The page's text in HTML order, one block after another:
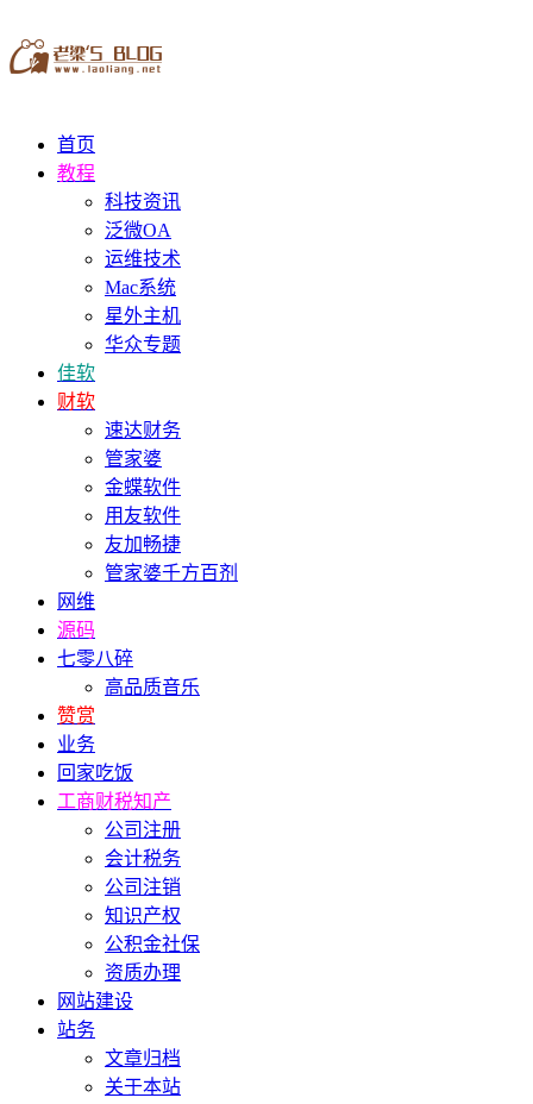
首页
教程
科技资讯
泛微OA
运维技术
Mac系统
星外主机
华众专题
佳软
财软
速达财务
管家婆
金蝶软件
用友软件
友加畅捷
管家婆千方百剂
网维
源码
七零八碎
高品质音乐
赞赏
业务
回家吃饭
工商财税知产
公司注册
会计税务
公司注销
知识产权
公积金社保
资质办理
网站建设
站务
文章归档
关于本站